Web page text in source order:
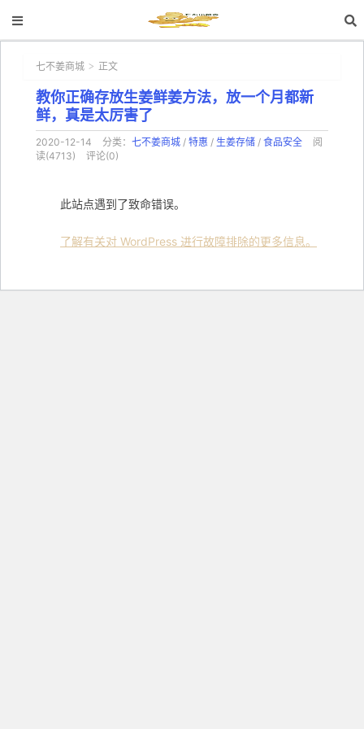
七不姜商城 > 正文
教你正确存放生姜鲜姜方法，放一个月都新
鲜，真是太厉害了
2020-12-14 分类： 七不姜商城 / 特惠 / 生姜存储 / 食品安全
阅
读(4713)
评论(0)
此站点遇到了致命错误。
了解有关对 WordPress 进行故障排除的更多信息。